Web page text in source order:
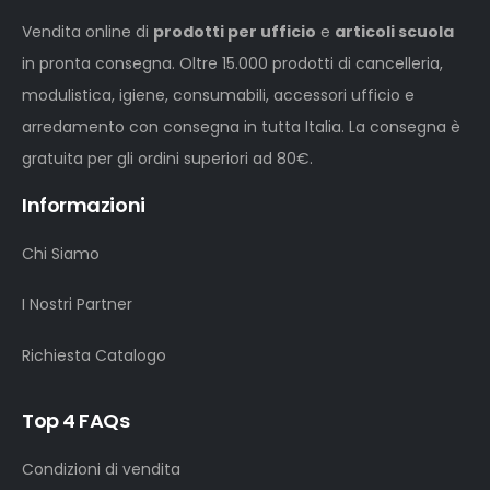
Vendita online di prodotti per ufficio e articoli scuola
in pronta consegna. Oltre 15.000 prodotti di cancelleria,
modulistica, igiene, consumabili, accessori ufficio e
arredamento con consegna in tutta Italia. La consegna è
gratuita per gli ordini superiori ad 80€.
Informazioni
Chi Siamo
I Nostri Partner
Richiesta Catalogo
Top 4 FAQs
Condizioni di vendita